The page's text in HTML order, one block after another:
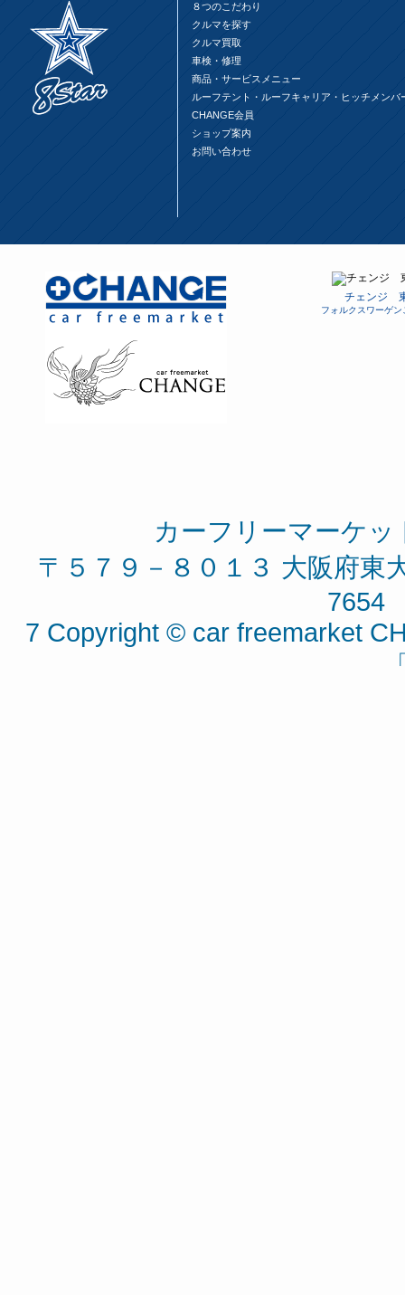
８つのこだわり
クルマを探す
クルマ買取
車検・修理
商品・サービスメニュー
ルーフテント・ルーフキャリア・ヒッチメンバ
CHANGE会員
ショップ案内
お問い合わせ
チェンジ
フォルクスワーゲ
カーフリーマーケ
〒５７９－８０１３ 大阪府
7654
7 Copyright © car freemarket